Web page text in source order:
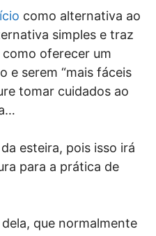
como alternativa ao
simples e traz
oferecer um
e serem “mais fáceis
tomar cuidados ao
esteira, pois isso irá
para a prática de
que normalmente